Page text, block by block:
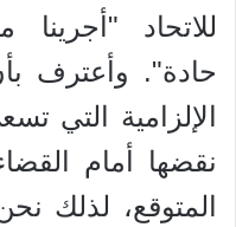
للاتحاد
حادة". وأعترف
الإلزامية التي
نقضها أمام
المتوقع، لذلك